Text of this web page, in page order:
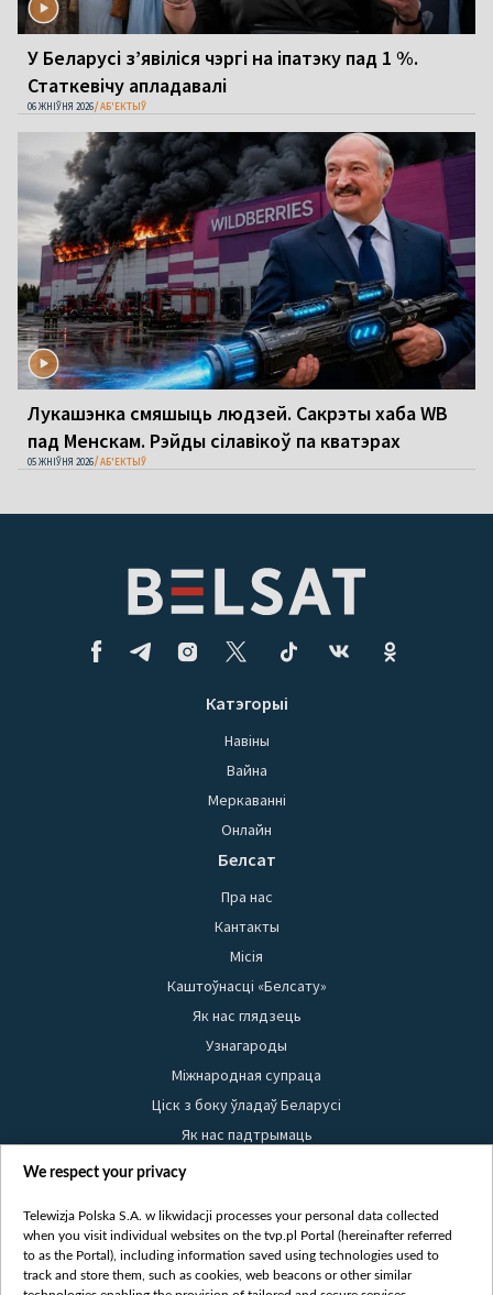
У Беларусі з’явіліся чэргі на іпатэку пад 1 %.
Статкевічу апладавалі
06 ЖНІЎНЯ 2026 АБ'ЕКТЫЎ
Лукашэнка смяшыць людзей. Сакрэты хаба WB
пад Менскам. Рэйды сілавікоў па кватэрах
05 ЖНІЎНЯ 2026 АБ'ЕКТЫЎ
Катэгорыі
Навіны
Вайна
Меркаванні
Онлайн
Белсат
Пра нас
Кантакты
Місія
Каштоўнасці «Белсату»
Як нас глядзець
Узнагароды
Міжнародная супраца
Ціск з боку ўладаў Беларусі
Як нас падтрымаць
Правілы выкарыстання матэрыялаў
Бяспека
Youtube
Белсат news
We respect your privacy
Telewizja Polska S.A. w likwidacji processes your personal data collected
when you visit individual websites on the tvp.pl Portal (hereinafter referred
to as the Portal), including information saved using technologies used to
track and store them, such as cookies, web beacons or other similar